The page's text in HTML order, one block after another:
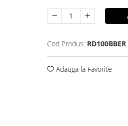
Cod Produs: RD100BBER
Adauga la Favorite